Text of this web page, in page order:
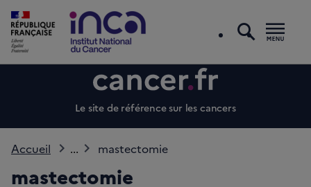
Le site de référence sur les cancers
Accueil ... mastectomie
mastectomie